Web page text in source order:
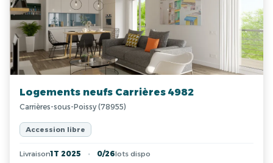
Logements neufs Carrières 4982
Carrières-sous-Poissy (78955)
Accession libre
Livraison1T 2025 0/26lots dispo